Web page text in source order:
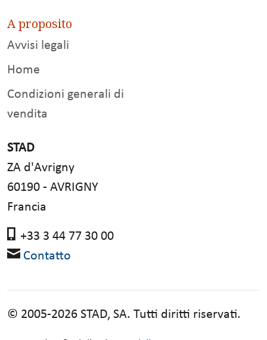
A proposito
Avvisi legali
Home
Condizioni generali di
vendita
STAD
ZA d'Avrigny
60190 - AVRIGNY
Francia
+33 3 44 77 30 00
Contatto
© 2005-2026 STAD, SA. Tutti diritti riservati.